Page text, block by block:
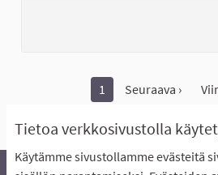
Tietoa verkkosivustolla
Käytämme sivustollamme evästeitä
1 Seuraava ›